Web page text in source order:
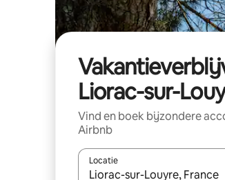
Liorac-sur-
Vind en boek bijzondere
Airbnb
Locatie
Wanneer er resultaten